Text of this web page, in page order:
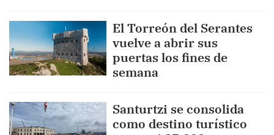
El Torreón del Serantes
vuelve a abrir sus
puertas los fines de
semana
Santurtzi se consolida
como destino turístico